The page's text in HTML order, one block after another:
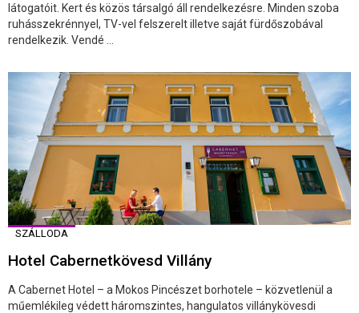
látogatóit. Kert és közös társalgó áll rendelkezésre. Minden szoba
ruhásszekrénnyel, TV-vel felszerelt illetve saját fürdőszobával
rendelkezik. Vendé ...
SZÁLLODA
Hotel Cabernetkövesd Villány
A Cabernet Hotel – a Mokos Pincészet borhotele – közvetlenül a
műemlékileg védett háromszintes, hangulatos villánykövesdi